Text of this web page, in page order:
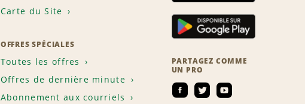
Carte du Site
OFFRES SPÉCIALES
Toutes les offres
Offres de dernière minute
Abonnement aux courriels
PARTAGEZ COMME
UN PRO